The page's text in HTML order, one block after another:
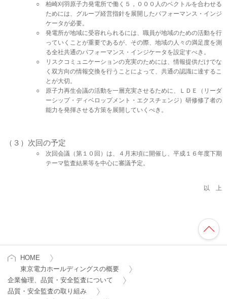
柏崎刈羽原子力発電所で働く５，０００人のベクトルを合わせる
ためには、グループ経営指針を展開したパフォーマンス・インジ
ケータが必要。
発電所が地域に受容れられるには、職員が地域のための活動を行
っていくことが重要であるが、その際、地域の人々の満足度を測
る全社共通のパフォーマンス・インジケータを設定すべき。
リスクコミュニケーションの充実のためには、情報提供だけでな
く双方向の情報交換を行うことによって、共通の認識に達するこ
とが大切。
原子力再生会議の活動を一層充実させるために、ＬＤＥ（リーダ
ーシップ・ディベロップメント・エクスチェンジ）研修修了者の
能力を発揮させる方策を展開していくべき。
（３）次回の予定
次回会議（第１０回）は、４月末頃に開催し、平成１６年度下期
テーマ監査結果等を中心に審議予定。
以 上
HOME
東京電力ホールディングスの概要
企業倫理、品質・安全監査について
品質・安全監査の取り組み